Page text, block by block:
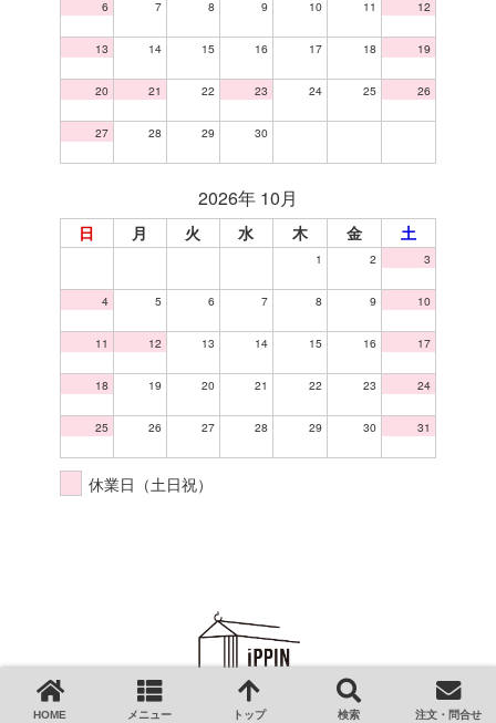
6 7 8 9 10 11 12
13 14 15 16 17 18 19
20 21 22 23 24 25 26
27 28 29 30
2026年 10月
日 月 火 水 木 金 土
1 2 3
4 5 6 7 8 9 10
11 12 13 14 15 16 17
18 19 20 21 22 23 24
25 26 27 28 29 30 31
休業日（土日祝）
HOME メニュー トップ 検索 注文・問合せ